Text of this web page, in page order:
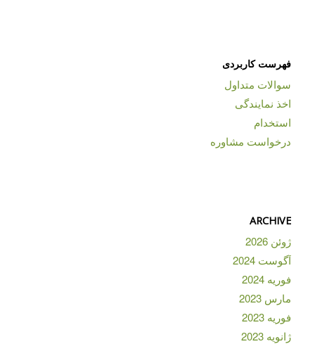
فهرست کاربردی
سوالات متداول
اخذ نمایندگی
استخدام
درخواست مشاوره
ARCHIVE
ژوئن 2026
آگوست 2024
فوریه 2024
مارس 2023
فوریه 2023
ژانویه 2023